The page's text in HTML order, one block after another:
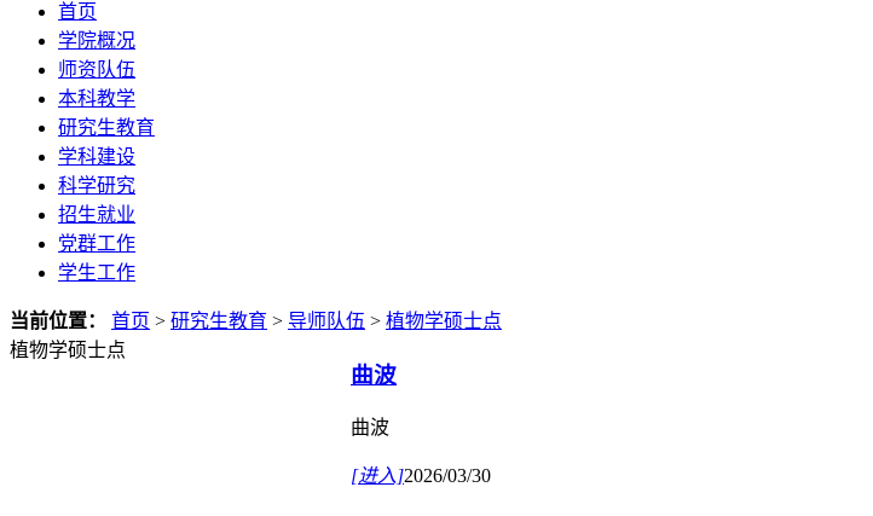
首页
学院概况
师资队伍
本科教学
研究生教育
学科建设
科学研究
招生就业
党群工作
学生工作
当前位置： 首页 > 研究生教育 > 导师队伍 > 植物学硕士点
植物学硕士点
曲波
曲波
[进入]2026/03/30